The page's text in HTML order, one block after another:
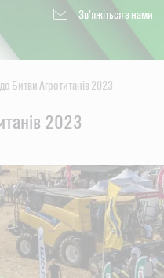
Зв'яжіться з нами
Битви Агротитанів 2023
2023